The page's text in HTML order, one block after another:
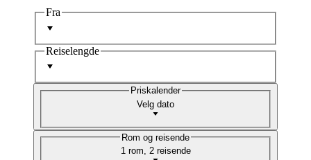
Fra
Reiselengde
Velg dato
Priskalender
1 rom, 2 reisende
Rom og reisende